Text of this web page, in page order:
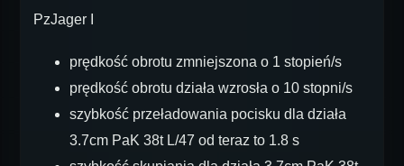
PzJager I
prędkość obrotu zmniejszona o 1 stopień/s
prędkość obrotu działa wzrosła o 10 stopni/s
szybkość przeładowania pocisku dla działa
3.7cm PaK 38t L/47 od teraz to 1.8 s